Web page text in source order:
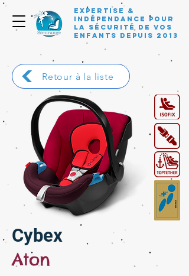
Expertise &
Indépendance pour
la sécurité de vos
enfants depuis 2013
Retour à la liste
Cybex
Aton